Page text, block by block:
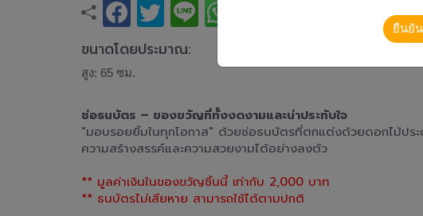
ขนาดโดยประมาณ:
สูง: 65 ซม.
ช่อธนบัตร – ของขวัญที่ทั้งงดงามและน่าประทับใจ
"มอบรอยยิ้มในทุกโอกาส" ด้วยช่อธนบัตรที่ตกแต่งด้วยดอกไม้ป
ความสร้างสรรค์และความสวยงามได้อย่างลงตัว
** มูลค่าเงินในของขวัญชิ้นนี้ เท่ากับ 2,000 บาท
** ธนบัตรไม่เสียหาย สามารถใช้ได้ตามปกติ
ยืนยั